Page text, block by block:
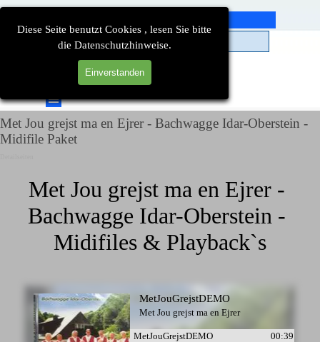
Diese Seite benutzt Cookies , lesen Sie bitte
die Datenschutzhinweise.
Einverstanden
Direkt zum Seiteninhalt
Menü überspringen
Met Jou grejst ma en Ejrer - Bachwagge Idar-Oberstein -
Midifile Paket
Met Jou grejst ma en Ejrer -
Bachwagge Idar-Oberstein -
Midifiles & Playback`s
MetJouGrejstDEMO
Met Jou grejst ma en Ejrer
MetJouGrejstDEMO 00:39